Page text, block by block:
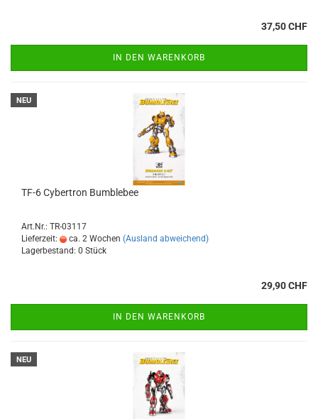
37,50 CHF
IN DEN WARENKORB
NEU
TF-6 Cybertron Bumblebee
Art.Nr.: TR-03117
Lieferzeit:
ca. 2 Wochen (Ausland abweichend)
Lagerbestand: 0 Stück
29,90 CHF
IN DEN WARENKORB
NEU